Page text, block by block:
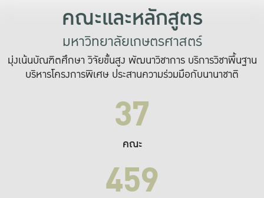
คณะและหลักสูตร
มหาวิทยาลัยเกษตรศาสตร์
มุ่งเน้นบัณฑิตศึกษา วิจัยขั้นสูง พัฒนาวิชาการ บริการวิชาพื้นฐาน
บริหารโครงการพิเศษ ประสานความร่วมมือกับนานาชาติ
37
คณะ
459